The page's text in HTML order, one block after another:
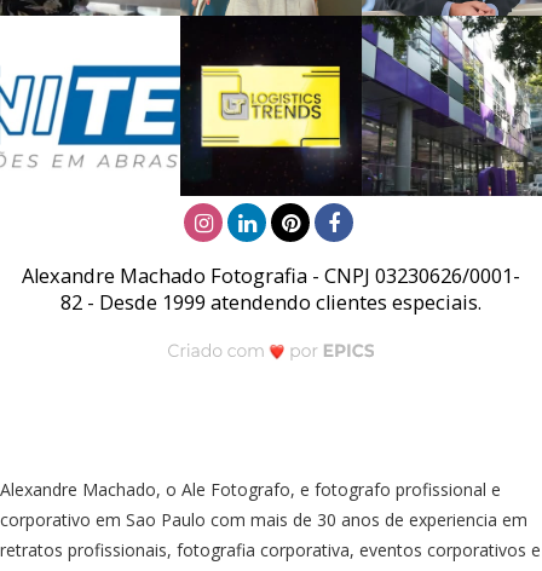
Alexandre Machado Fotografia - CNPJ 03230626/0001-
82 - Desde 1999 atendendo clientes especiais.
Alexandre Machado, o Ale Fotografo, e fotografo profissional e
corporativo em Sao Paulo com mais de 30 anos de experiencia em
retratos profissionais, fotografia corporativa, eventos corporativos e